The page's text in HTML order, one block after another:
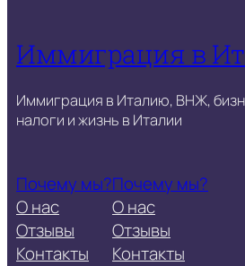
Иммиграция в
Иммиграция в Италию, ВНЖ,
налоги и жизнь в Италии
Почему мы?
О нас
Отзывы
Контакты
Почему мы?
О нас
Отзывы
Контакты